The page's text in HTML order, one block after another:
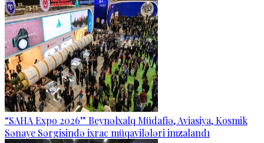
“SAHA Expo 2026” Beynəlxalq Müdafiə, Aviasiya, Kosmik
Sənaye Sərgisində ixrac müqavilələri imzalandı